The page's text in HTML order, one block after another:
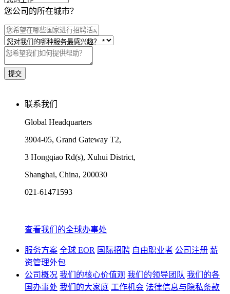
您公司的所在城市？
联系我们
Global Headquarters
3904-05, Grand Gateway T2,
3 Hongqiao Rd(s), Xuhui District,
Shanghai, China, 200030
021-61471593
查看我们的全球办事处
服务方案 全球 EOR 国际招聘 自由职业者 公司注册 薪
资管理外包
公司概况 我们的核心价值观 我们的领导团队 我们的各
国办事处 我们的大家庭 工作机会 法律信息与隐私条款